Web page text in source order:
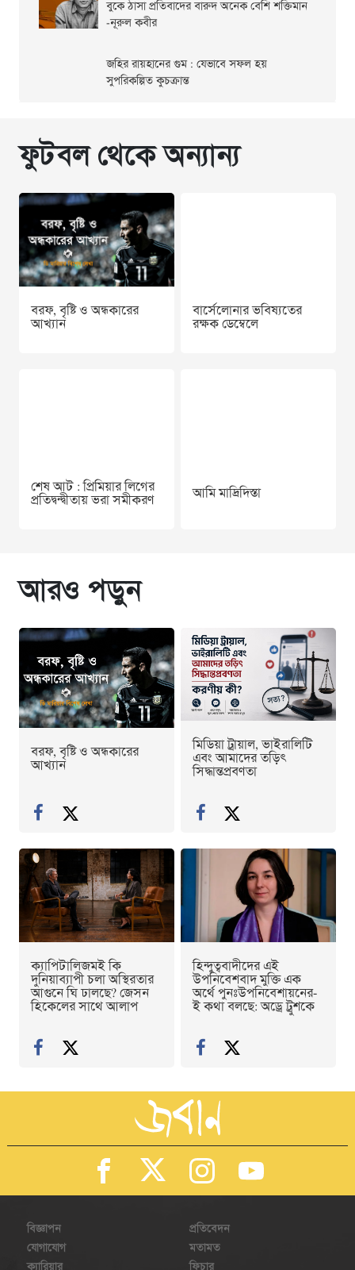
বুকে ঠাসা প্রতিবাদের বারুদ অনেক বেশি শক্তিমান
-নূরুল কবীর
জহির রায়হানের গুম : যেভাবে সফল হয়
সুপরিকল্পিত কুচক্রান্ত
ফুটবল থেকে অন্যান্য
বরফ, বৃষ্টি ও অন্ধকারের
আখ্যান
বার্সেলোনার ভবিষ্যতের
রক্ষক ডেম্বেলে
শেষ আট : প্রিমিয়ার লিগের
প্রতিদ্বন্দ্বীতায় ভরা সমীকরণ
আমি মাদ্রিদিস্তা
আরও পড়ুন
বরফ, বৃষ্টি ও অন্ধকারের
আখ্যান
মিডিয়া ট্রায়াল, ভাইরালিটি
এবং আমাদের তড়িৎ
সিদ্ধান্তপ্রবণতা
ক্যাপিটালিজমই কি
দুনিয়াব্যাপী চলা অস্থিরতার
আগুনে ঘি ঢালছে? জেসন
হিকেলের সাথে আলাপ
হিন্দুত্ববাদীদের এই
উপনিবেশবাদ মুক্তি এক
অর্থে পুনঃউপনিবেশায়নের-
ই কথা বলছে: অড্রে ট্রুশকে
বিজ্ঞাপন
যোগাযোগ
ক্যারিয়ার
প্রতিবেদন
মতামত
ফিচার